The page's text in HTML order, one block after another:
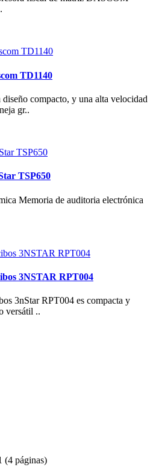
TD1140
compacto, y una alta velocidad
gr..
TSP650
Memoria de auditoria electrónica
3NSTAR RPT004
3nStar RPT004 es compacta y
versátil ..
(4 páginas)